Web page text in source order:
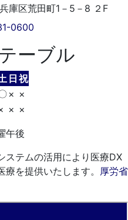
庫区荒田町1－5－8 ２F
0600
ーブル
日 祝
× ×
× ×
午後
ステムの活用により医療DX
を提供いたします。 厚労省